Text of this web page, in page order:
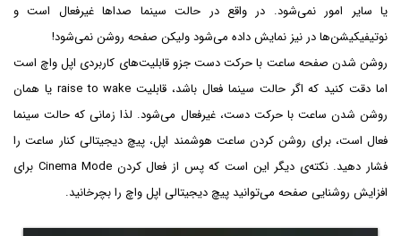
یا سایر امور نمی‌شود. در واقع در حالت سینما صداها غیرفعال است و
نوتیفیکیشن‌ها در نیز نمایش داده می‌شود ولیکن صفحه روشن نمی‌شود!
روشن شدن صفحه ساعت با حرکت دست جزو قابلیت‌های کاربردی اپل واچ است
اما دقت کنید که اگر حالت سینما فعال باشد، قابلیت raise to wake یا همان
روشن شدن ساعت با حرکت دست، غیرفعال می‌شود. لذا زمانی که حالت سینما
فعال است، برای روشن کردن ساعت هوشمند اپل، پیچ دیجیتالی کنار ساعت را
فشار دهید. نکته‌ی دیگر این است که پس از فعال کردن Cinema Mode برای
افزایش روشنایی صفحه می‌توانید پیچ دیجیتالی اپل واچ را بچرخانید.